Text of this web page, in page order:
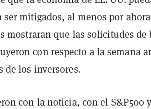
mitigados, al menos por
mostraran que las solicitudes
con respecto a la semana
de los inversores.
con la noticia, con el S&P500